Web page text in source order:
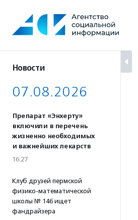
содержанию
Новости
07.08.2026
Препарат «Энхерту»
включили в перечень
жизненно необходимых
и важнейших лекарств
16:27
Клуб друзей пермской
физико-математической
школы № 146 ищет
фандрайзера